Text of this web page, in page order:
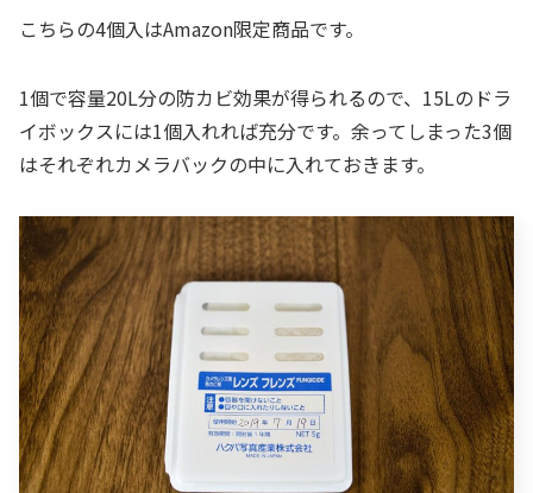
こちらの4個入はAmazon限定商品です。
1個で容量20L分の防カビ効果が得られるので、15Lのドラ
イボックスには1個入れれば充分です。余ってしまった3個
はそれぞれカメラバックの中に入れておきます。